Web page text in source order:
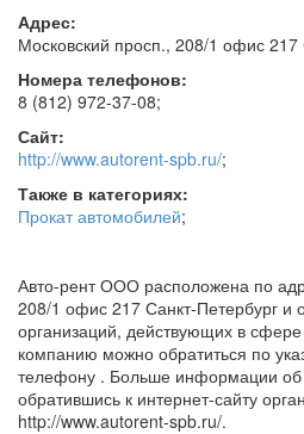
Адрес:
Московский просп., 208/1 офис 217
Номера телефонов:
8 (812) 972-37-08;
Сайт:
http://www.autorent-spb.ru/;
Также в категориях:
Прокат автомобилей;
Авто-рент ООО расположена по
208/1 офис 217 Санкт-Петербург и
организаций, действующих в
компанию можно обратиться по
телефону . Больше информации об
обратившись к интернет-сайту
http://www.autorent-spb.ru/.